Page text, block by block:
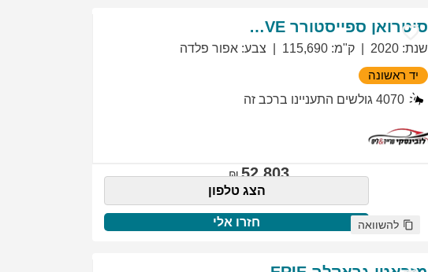
סיטרואן ספייסטורר EXCLUSIVE
שנת:
2020 ק"מ:
115,690 צבע: אפור פלדה
יד ראשונה
4070 גולשים התעניינו ברכב זה
52,803
הצג טלפון
חזרו אלי להשוואה